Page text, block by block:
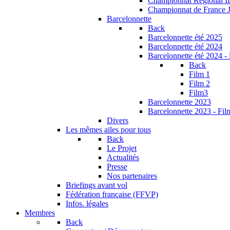
Championnat de France
Barcelonnette
Back
Barcelonnette été 2025
Barcelonnette été 2024
Barcelonnette été 2024 -
Back
Film 1
Film 2
Film3
Barcelonnette 2023
Barcelonnette 2023 -
Divers
Les mêmes ailes pour tous
Back
Le Projet
Actualités
Presse
Nos partenaires
Briefings avant vol
Fédération française (FFVP)
Infos. légales
Membres
Back